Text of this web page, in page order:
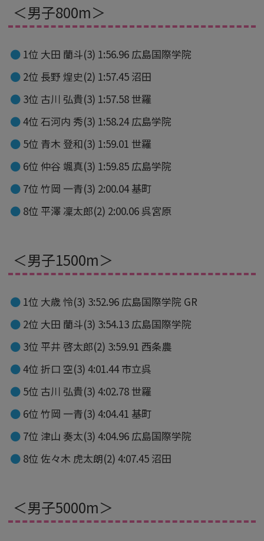
＜男子800m＞
1位 大田 蘭斗(3) 1:56.96 広島国際学院
2位 長野 煌史(2) 1:57.45 沼田
3位 古川 弘貴(3) 1:57.58 世羅
4位 石河内 秀(3) 1:58.24 広島学院
5位 青木 登和(3) 1:59.01 世羅
6位 仲谷 颯真(3) 1:59.85 広島学院
7位 竹岡 一青(3) 2:00.04 基町
8位 平澤 凜太郎(2) 2:00.06 呉宮原
＜男子1500m＞
1位 大歳 怜(3) 3:52.96 広島国際学院 GR
2位 大田 蘭斗(3) 3:54.13 広島国際学院
3位 平井 啓太郎(2) 3:59.91 西条農
4位 折口 空(3) 4:01.44 市立呉
5位 古川 弘貴(3) 4:02.78 世羅
6位 竹岡 一青(3) 4:04.41 基町
7位 津山 奏太(3) 4:04.96 広島国際学院
8位 佐々木 虎太朗(2) 4:07.45 沼田
＜男子5000m＞